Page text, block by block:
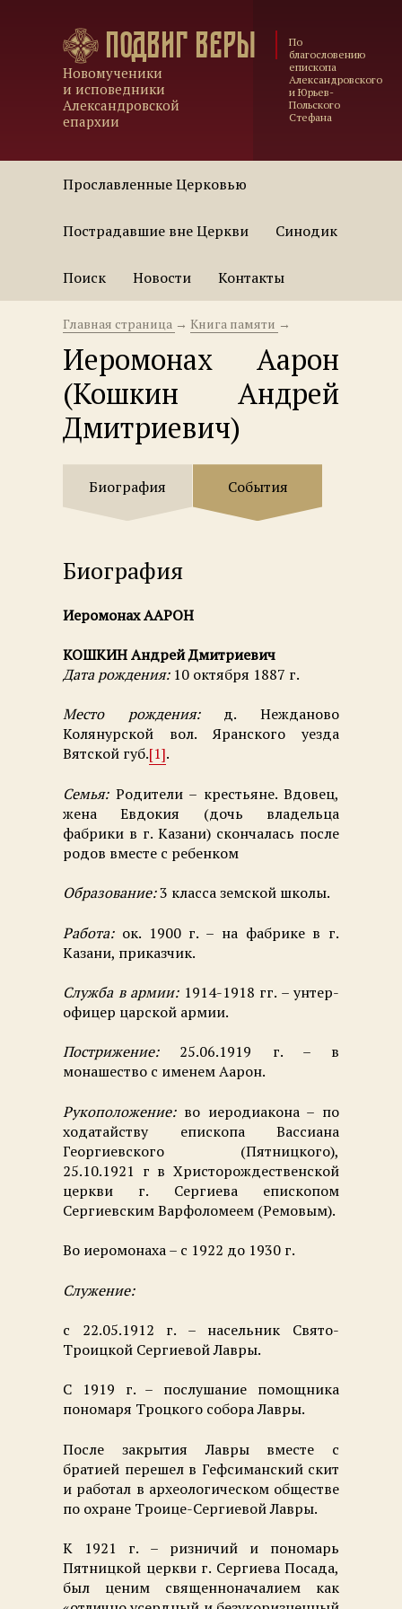
Подвиг веры
Новомученики
и исповедники
Александровской
епархии
По
благословению
епископа
Александровского
и Юрьев-
Польского
Стефана
Прославленные Церковью
Пострадавшие вне Церкви Синодик
Поиск Новости Контакты
Главная страница → Книга памяти →
Иеромонах Аарон
(Кошкин Андрей
Дмитриевич)
Биография События
Биография
Иеромонах ААРОН
КОШКИН Андрей Дмитриевич
Дата рождения: 10 октября 1887 г.
Место рождения: д. Нежданово
Колянурской вол. Яранского уезда
Вятской губ.[1].
Семья: Родители – крестьяне. Вдовец,
жена Евдокия (дочь владельца
фабрики в г. Казани) скончалась после
родов вместе с ребенком
Образование:3 класса земской школы.
Работа: ок. 1900 г. – на фабрике в г.
Казани, приказчик.
Служба в армии: 1914-1918 гг. – унтер-
офицер царской армии.
Пострижение:25.06.1919 г. – в
монашество с именем Аарон.
Рукоположение:во иеродиакона – по
ходатайству епископа Вассиана
Георгиевского (Пятницкого),
25.10.1921 г в Христорождественской
церкви г. Сергиева епископом
Сергиевским Варфоломеем (Ремовым).
Во иеромонаха – с 1922 до 1930 г.
Служение:
с 22.05.1912 г. – насельник Свято-
Троицкой Сергиевой Лавры.
С 1919 г. – послушание помощника
пономаря Троцкого собора Лавры.
После закрытия Лавры вместе с
братией перешел в Гефсиманский скит
и работал в археологическом обществе
по охране Троице-Сергиевой Лавры.
К 1921 г. – ризничий и пономарь
Пятницкой церкви г. Сергиева Посада,
был ценим священноначалием как